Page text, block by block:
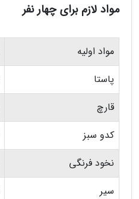
مواد لازم برای چهار نفر
مواد اولیه
پاستا
قارچ
کدو سبز
نخود فرنگی
سیر